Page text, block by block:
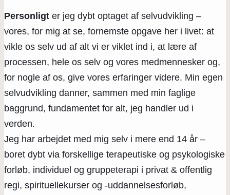
Personligt er jeg dybt optaget af selvudvikling –
vores, for mig at se, fornemste opgave her i livet: at
vikle os selv ud af alt vi er viklet ind i, at lære af
processen, hele os selv og vores medmennesker og,
for nogle af os, give vores erfaringer videre. Min egen
selvudvikling danner, sammen med min faglige
baggrund, fundamentet for alt, jeg handler ud i
verden.
Jeg har arbejdet med mig selv i mere end 14 år –
boret dybt via forskellige terapeutiske og psykologiske
forløb, individuel og gruppeterapi i privat & offentlig
regi, spirituellekurser og -uddannelsesforløb,